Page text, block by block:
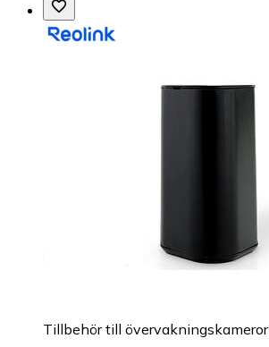
Tillbehör till övervakningskameror